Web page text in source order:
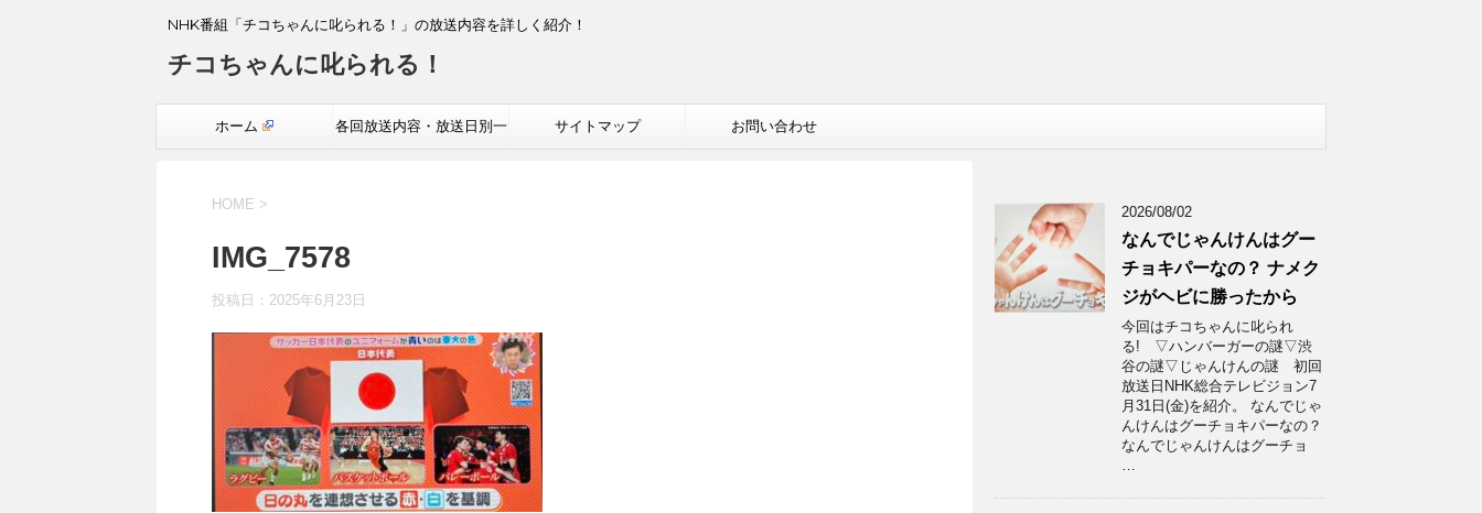
NHK番組「チコちゃんに叱られる！」の放送内容を詳しく紹介！
チコちゃんに叱られる！
ホーム 各回放送内容・放送日別一 サイトマップ お問い合わせ
HOME >
IMG_7578
投稿日： 2025年6月23日
2026/08/02
なんでじゃんけんはグー
チョキパーなの？ ナメク
ジがヘビに勝ったから
今回はチコちゃんに叱られ
る! ▽ハンバーガーの謎▽渋
谷の謎▽じゃんけんの謎 初回
放送日NHK総合テレビジョン7
月31日(金)を紹介。 なんでじゃ
んけんはグーチョキパーなの？
なんでじゃんけんはグーチョ
…